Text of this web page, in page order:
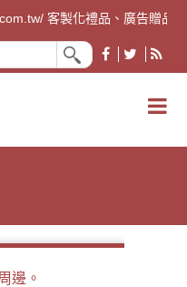
客製化禮品、廣告贈品
邊。